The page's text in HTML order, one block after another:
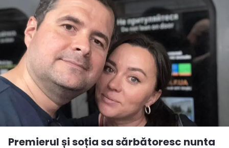
Premierul și soția sa sărbătoresc nunta